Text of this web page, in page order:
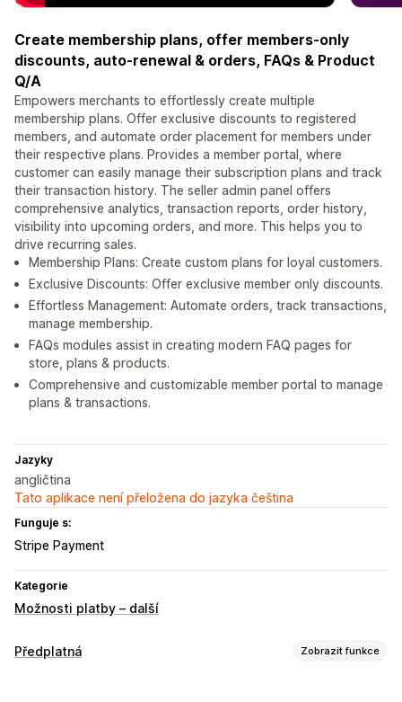
Create membership plans, offer members-only
discounts, auto-renewal & orders, FAQs & Product
Q/A
Empowers merchants to effortlessly create multiple
membership plans. Offer exclusive discounts to registered
members, and automate order placement for members under
their respective plans. Provides a member portal, where
customer can easily manage their subscription plans and track
their transaction history. The seller admin panel offers
comprehensive analytics, transaction reports, order history,
visibility into upcoming orders, and more. This helps you to
drive recurring sales.
Membership Plans: Create custom plans for loyal customers.
Exclusive Discounts: Offer exclusive member only discounts.
Effortless Management: Automate orders, track transactions,
manage membership.
FAQs modules assist in creating modern FAQ pages for
store, plans & products.
Comprehensive and customizable member portal to manage
plans & transactions.
Jazyky
angličtina
Tato aplikace není přeložena do jazyka čeština
Funguje s:
Stripe Payment
Kategorie
Možnosti platby – další
Předplatná Zobrazit funkce